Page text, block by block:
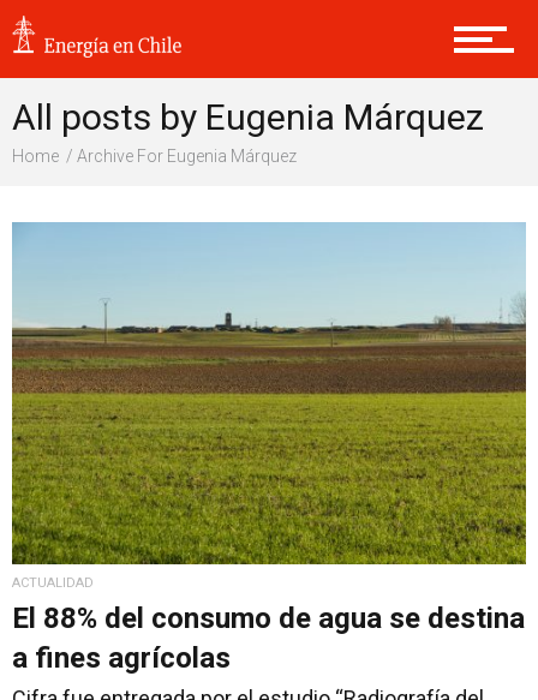
All posts by Eugenia Márquez
Home Archive For Eugenia Márquez
ACTUALIDAD
El 88% del consumo de agua se destina
a fines agrícolas